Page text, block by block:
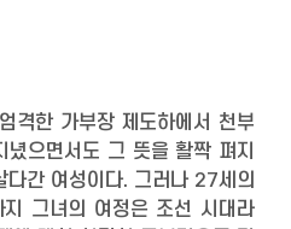
격한 가부장 제도하에서 천부
으면서도 그 뜻을 활짝 펴지
다간 여성이다. 그러나 27세의
그녀의 여정은 조선 시대라